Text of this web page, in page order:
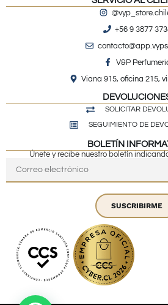
+56 9 3877
V&P
Viana 915, oficina 215,
SOLICITAR
SEGUIMIENTO DE
BOLETÍN
Únete y recibe nuestro boletín
SUSCRIBIRME